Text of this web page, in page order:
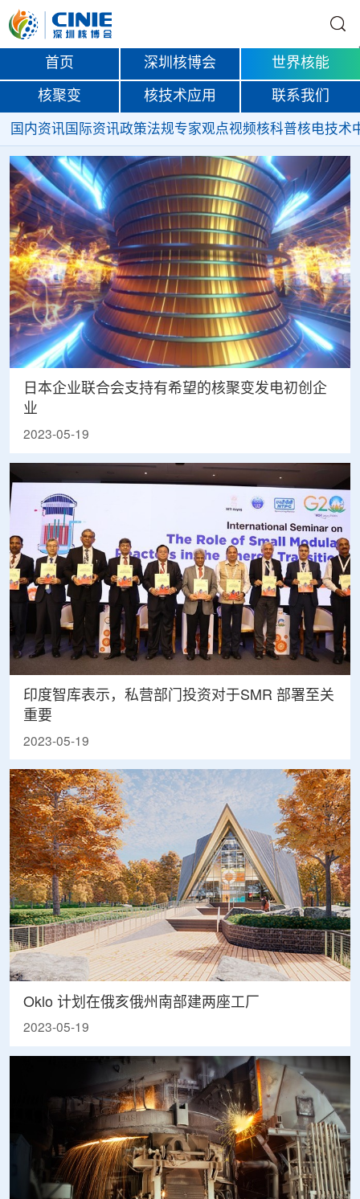
首页 深圳核博会 世界核能
核聚变 核技术应用 联系我们
国内资讯 国际资讯政策法规专家观点视频核科普核电技术
日本企业联合会支持有希望的核聚变发电初创企
业
2023-05-19
印度智库表示，私营部门投资对于SMR 部署至关
重要
2023-05-19
Oklo 计划在俄亥俄州南部建两座工厂
2023-05-19